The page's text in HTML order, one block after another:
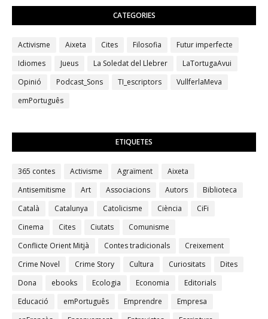
CATEGORIES
Activisme Aixeta Cites Filosofia
Futur imperfecte
Idiomes
Jueus La Soledat del Llebrer
LaTortugaAvui
Opinió
Podcast_Sons TI_escriptors
VullferlaMeva
emPortuguês
ETIQUETES
365 contes Activisme Agraïment
Aixeta
Antisemitisme
Art Associacions Autors
Biblioteca
Català
Catalunya Catolicisme Ciència
CiFi
Cinema
Cites Ciutats
Comunisme
Conflicte Orient Mitjà
Contes tradicionals
Creixement
Crime Novel
Crime Story Cultura Curiositats
Dites
Dona
ebooks Ecologia Economia
Editorials
Educació
emPortuguês Emprendre
Empresa